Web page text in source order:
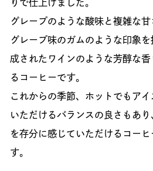
りで仕上げました。
グレープのような酸味と複雑な
グレープ味のガムのような印象
成されたワインのような芳醇な
るコーヒーです。
これからの季節、ホットでもア
いただけるバランスの良さもあ
を存分に感じていただけるコー
す。